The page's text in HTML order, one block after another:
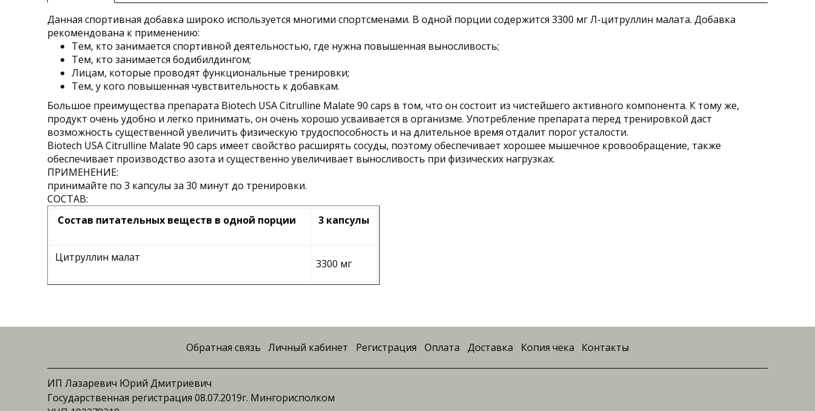
Данная спортивная добавка широко используется многими спортсменами. В одной порции содержится 3300 мг Л-цитруллин малата. Добавка
рекомендована к применению:
Тем, кто занимается спортивной деятельностью, где нужна повышенная выносливость;
Тем, кто занимается бодибилдингом;
Лицам, которые проводят функциональные тренировки;
Тем, у кого повышенная чувствительность к добавкам.
Большое преимущества препарата Biotech USA Citrulline Malate 90 caps в том, что он состоит из чистейшего активного компонента. К тому же,
продукт очень удобно и легко принимать, он очень хорошо усваивается в организме. Употребление препарата перед тренировкой даст
возможность существенной увеличить физическую трудоспособность и на длительное время отдалит порог усталости.
Biotech USA Citrulline Malate 90 caps имеет свойство расширять сосуды, поэтому обеспечивает хорошее мышечное кровообращение, также
обеспечивает производство азота и существенно увеличивает выносливость при физических нагрузках.
ПРИМЕНЕНИЕ:
принимайте по 3 капсулы за 30 минут до тренировки.
СОСТАВ:
Состав питательных веществ в одной порции
3 капсулы
Цитруллин малат 3300 мг
Обратная связь Личный кабинет Регистрация Оплата Доставка Копия чека Контакты
ИП Лазаревич Юрий Дмитриевич
Государственная регистрация 08.07.2019г. Мингорисполком